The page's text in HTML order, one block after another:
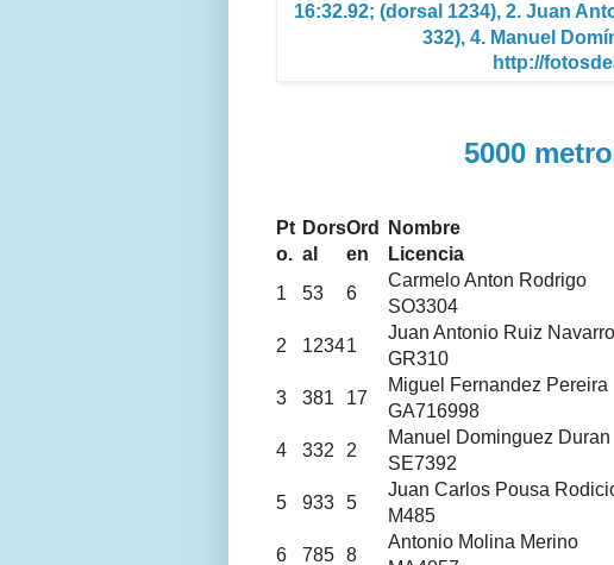
16:32.92; (dorsal 1234), 2. Juan
332), 4. Manuel
http://
5000
Pt
o.
Dors
al
Ord
en
Nombre
Licencia
1
53 6
Carmelo Anton Rodrigo
SO3304
2
12341
Juan Antonio Ruiz Navarro
GR310
3
381 17
Miguel Fernandez Pereira
GA716998
4
332 2
Manuel Dominguez Duran
SE7392
5
933 5
Juan Carlos Pousa
M485
6
785 8
Antonio Molina Merino